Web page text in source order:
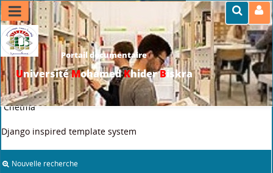
Portail documentaire
UniversitéMohamedKhiderBiskra
>>Accueil>Accès aux bibliothèques
Bibliothéque centrale
Chetma
Django inspired template system
Nouvelle recherche